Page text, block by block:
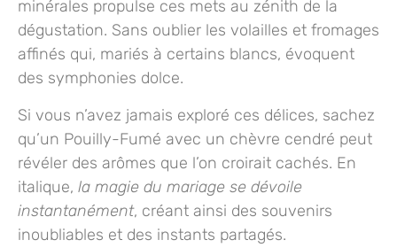
minérales propulse ces mets au zénith de la
dégustation. Sans oublier les volailles et fromages
affinés qui, mariés à certains blancs, évoquent
des symphonies dolce.
Si vous n’avez jamais exploré ces délices, sachez
qu’un Pouilly-Fumé avec un chèvre cendré peut
révéler des arômes que l’on croirait cachés. En
italique, la magie du mariage se dévoile
instantanément, créant ainsi des souvenirs
inoubliables et des instants partagés.